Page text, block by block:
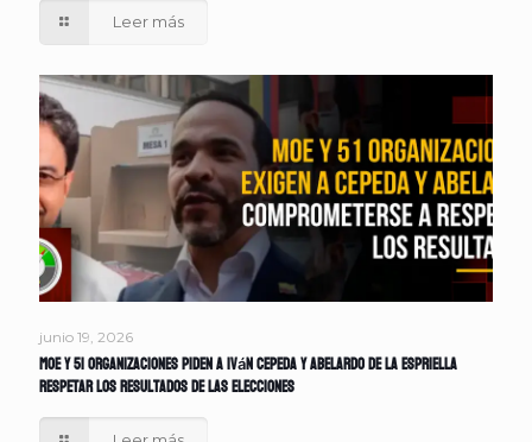
Leer más
junio 19, 2026
MOE y 51 organizaciones piden a Iván Cepeda y Abelardo de la Espriella
respetar los resultados de las elecciones